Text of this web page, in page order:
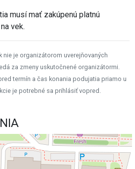
musí mať zakúpenú platnú
vek.
nie je organizátorom uverejňovaných
za zmeny uskutočnené organizátormi.
termín a čas konania podujatia priamo u
je potrebné sa prihlásiť vopred.